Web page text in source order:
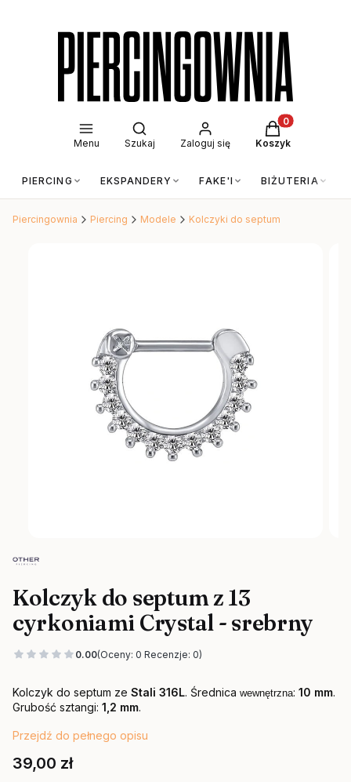
Menu
Otwórz wyszukiwarkę
Szukaj Zaloguj się
Produkty w
Koszyk
PIERCING EKSPANDERY FAKE'I BIŻUTERIA
Piercingownia Piercing Modele Kolczyki do septum
Kolczyk do septum z 13
cyrkoniami Crystal - srebrny
0.00(Oceny: 0 Recenzje: 0)
Kolczyk do septum ze Stali 316L. Średnica wewnętrzna: 10 mm.
Grubość sztangi: 1,2 mm.
Przejdź do pełnego opisu
Cena
39,00 zł